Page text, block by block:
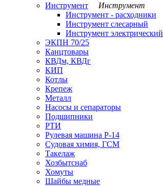
Инструмент
Инструмент
Инструмент - расходники
Инструмент слесарный
Инструмент электрический
ЭКПН 70/25
Канцтовары
КВДм, КВДг
КИП
Котлы
Крепеж
Металл
Насосы и сепараторы
Подшипники
РТИ
Рулевая машина Р-14
Судовая химия, ГСМ
Такелаж
Хозбытснаб
Хомуты
Шайбы медные